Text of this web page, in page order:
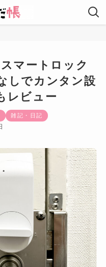
マートロック
しでカンタン設
レビュー
雑記・日記